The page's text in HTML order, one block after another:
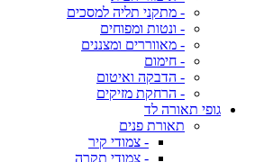
- מתקני תליה למסכים
- ונטות ומפוחים
- מאווררים ומצננים
- חימום
- הדבקה ואיטום
- הרחקת מזיקים
גופי תאורה לד
תאורת פנים
- צמודי קיר
- צמודי תקרה